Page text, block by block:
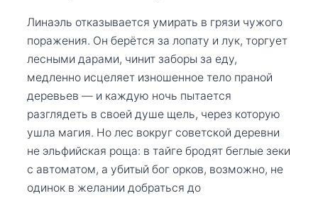
Линаэль отказывается умирать в грязи чужого
поражения. Он берётся за лопату и лук, торгует
лесными дарами, чинит заборы за еду,
медленно исцеляет изношенное тело праной
деревьев — и каждую ночь пытается
разглядеть в своей душе щель, через которую
ушла магия. Но лес вокруг советской деревни
не эльфийская роща: в тайге бродят беглые зеки
с автоматом, а убитый бог орков, возможно, не
одинок в желании добраться до